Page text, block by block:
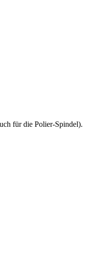
für die Polier-Spindel).